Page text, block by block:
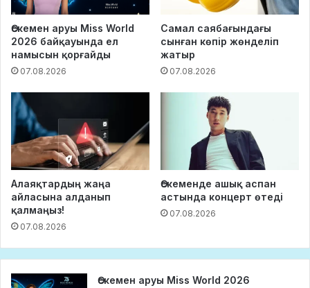
Өскемен аруы Miss World
2026 байқауында ел
намысын қорғайды
07.08.2026
Самал саябағындағы
сынған көпір жөнделіп
жатыр
07.08.2026
Алаяқтардың жаңа
айласына алданып
қалмаңыз!
07.08.2026
Өскеменде ашық аспан
астында концерт өтеді
07.08.2026
Өскемен аруы Miss World 2026